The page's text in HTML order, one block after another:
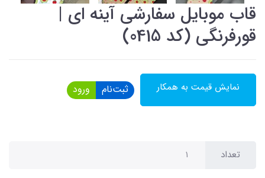
قاب موبایل سفارشی آینه ای |
قورفرنگی (کد 0415)
نمایش قیمت به همکار ثبت‌نام ورود
تعداد